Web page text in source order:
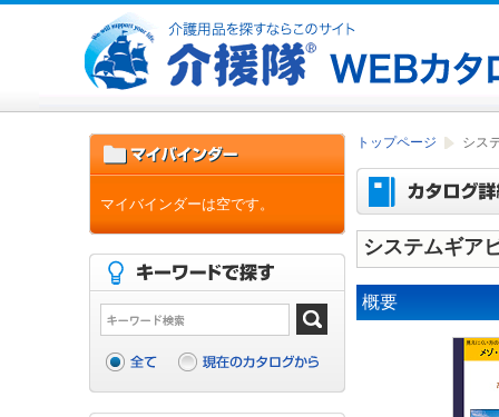
トップページ シス
システムギア
概要
マイバインダーは空です。